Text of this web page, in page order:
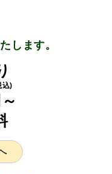
します。
込)